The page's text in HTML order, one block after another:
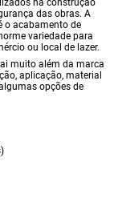
das obras. A
o acabamento de
variedade para
ou local de lazer.
muito além da marca
aplicação, material
opções de